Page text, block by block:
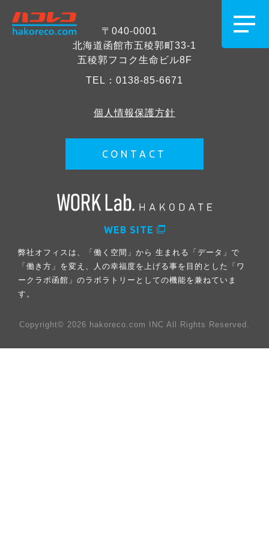
〒040-0001
北海道函館市五稜郭町33-1
五稜郭フコク生命ビル8F
TEL： 0138-85-6671
個人情報保護方針
CONTACT
WEB SITE
弊社オフィスは、「働く空間」から 生まれる「データ」で
「働き方」を変え、人の幸福度を上げる事を目的とした「ワ
ークラボ函館」のラボラトリーとしての機能を兼ねていま
す。
Copyright© 2026 hakoreco.com INC All Rights Reserved.